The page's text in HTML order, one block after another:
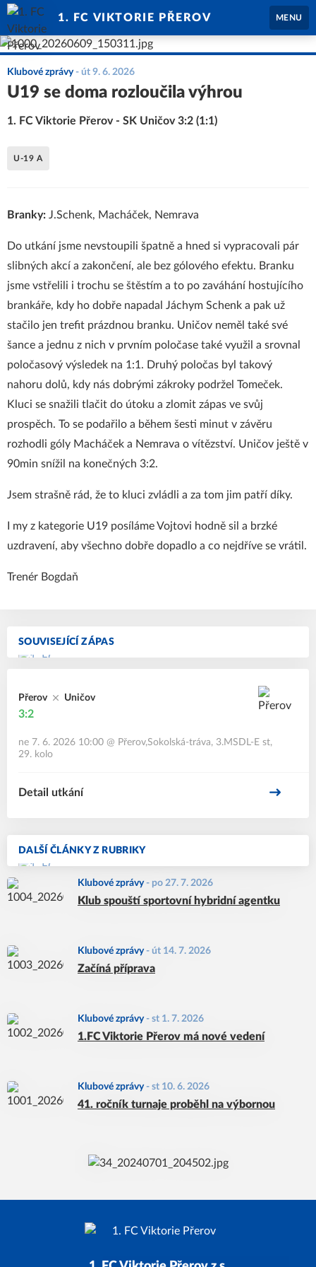
1. FC VIKTORIE PŘEROV MENU
SOUVISEJÍCÍ ZÁPAS
Přerov Uničov
3:2
ne 7. 6. 2026 10:00 @ Přerov,Sokolská-tráva, 3.MSDL-E st,
29. kolo
Detail utkání
DALŠÍ ČLÁNKY Z RUBRIKY
Klubové zprávy- po 27. 7. 2026
Klub spouští sportovní hybridní agentku
Klubové zprávy- út 14. 7. 2026
Začíná příprava
Klubové zprávy- st 1. 7. 2026
1.FC Viktorie Přerov má nové vedení
Klubové zprávy- st 10. 6. 2026
41. ročník turnaje proběhl na výbornou
Klubové zprávy- út 9. 6. 2026
U19 se doma rozloučila výhrou
1. FC Viktorie Přerov - SK Uničov 3:2 (1:1)
U-19 A
Branky: J.Schenk, Macháček, Nemrava
Do utkání jsme nevstoupili špatně a hned si vypracovali pár
slibných akcí a zakončení, ale bez gólového efektu. Branku
jsme vstřelili i trochu se štěstím a to po zaváhání hostujícího
brankáře, kdy ho dobře napadal Jáchym Schenk a pak už
stačilo jen trefit prázdnou branku. Uničov neměl také své
šance a jednu z nich v prvním poločase také využil a srovnal
poločasový výsledek na 1:1. Druhý poločas byl takový
nahoru dolů, kdy nás dobrými zákroky podržel Tomeček.
Kluci se snažili tlačit do útoku a zlomit zápas ve svůj
prospěch. To se podařilo a během šesti minut v závěru
rozhodli góly Macháček a Nemrava o vítězství. Uničov ještě v
90min snížil na konečných 3:2.
Jsem strašně rád, že to kluci zvládli a za tom jim patří díky.
I my z kategorie U19 posíláme Vojtovi hodně sil a brzké
uzdravení, aby všechno dobře dopadlo a co nejdříve se vrátil.
Trenér Bogdaň